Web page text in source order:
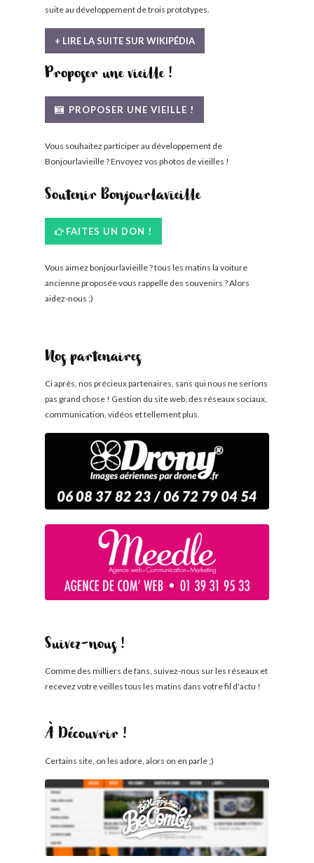
suite au développement de trois prototypes.
+ LIRE LA SUITE SUR WIKIPÉDIA
Proposer une vieille !
PROPOSER UNE VIEILLE !
Vous souhaitez participer au développement de
Bonjourlavieille ? Envoyez vos photos de vieilles !
Soutenir Bonjourlavieille
FAITES UN DON !
Vous aimez bonjourlavieille ? tous les matins la voiture
ancienne proposée vous rappelle des souvenirs ? Alors
aidez-nous ;)
Nos partenaires
Ci après, nos précieux partenaires, sans qui nous ne serions
pas grand chose ! Gestion du site web, des réseaux sociaux,
communication, vidéos et tellement plus.
Suivez-nous !
Comme des milliers de fans, suivez-nous sur les réseaux et
recevez votre veilles tous les matins dans votre fil d'actu !
À Découvrir !
Certains site, on les adore, alors on en parle ;)